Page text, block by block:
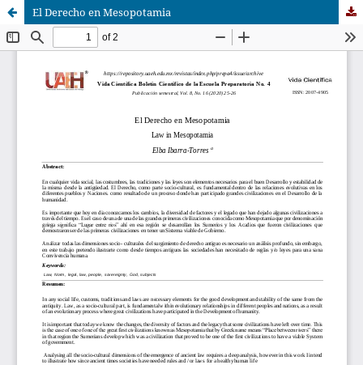
El Derecho en Mesopotamia